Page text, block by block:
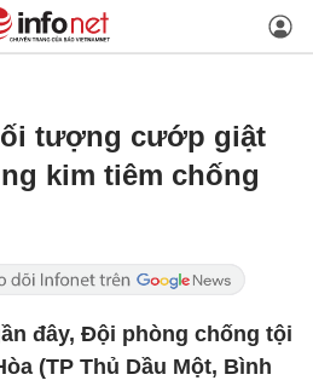
tượng cướp giật
kim tiêm chống
đây, Đội phòng chống tội
(TP Thủ Dầu Một, Bình